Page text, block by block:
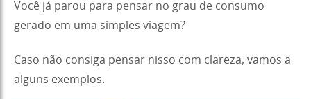
Você já parou para pensar no grau de consumo
gerado em uma simples viagem?
Caso não consiga pensar nisso com clareza, vamos a
alguns exemplos.